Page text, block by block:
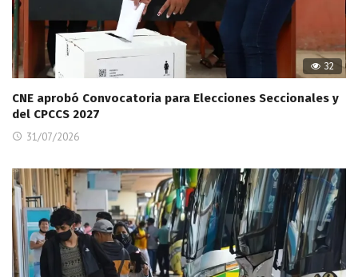
32
CNE aprobó Convocatoria para Elecciones Seccionales y
del CPCCS 2027
31/07/2026